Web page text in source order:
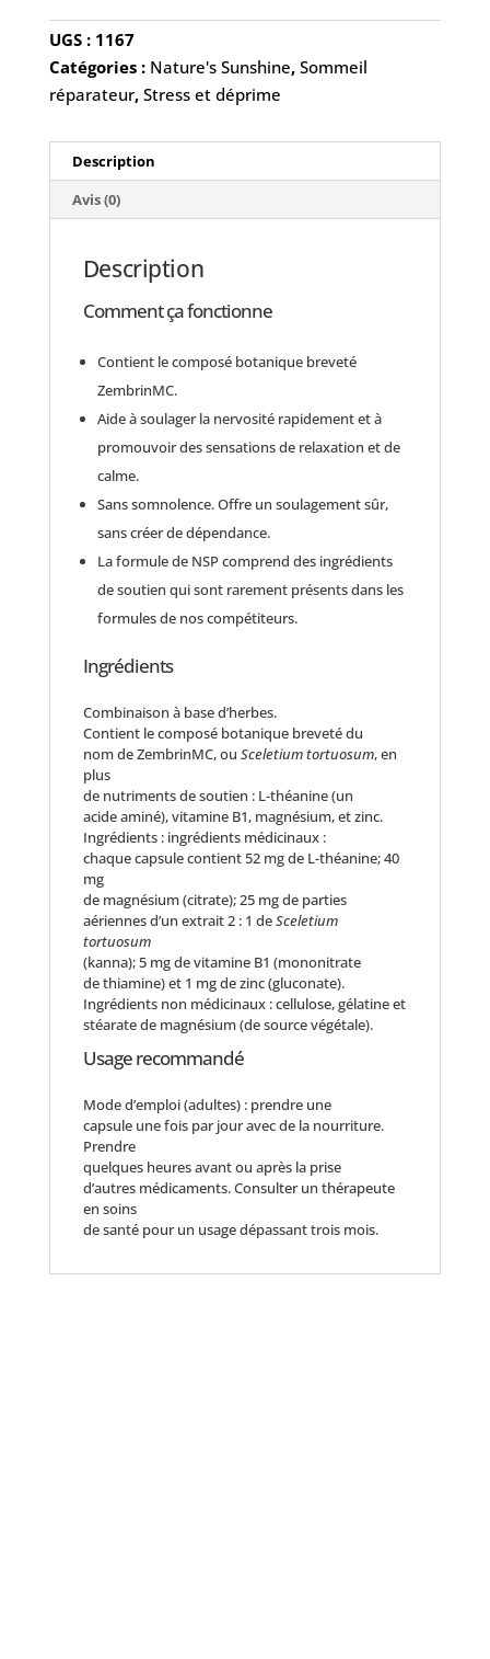
UGS : 1167
Catégories : Nature's Sunshine,Sommeil
réparateur,Stress et déprime
Description
Avis (0)
Description
Comment ça fonctionne
Contient le composé botanique breveté
ZembrinMC.
Aide à soulager la nervosité rapidement et à
promouvoir des sensations de relaxation et de
calme.
Sans somnolence. Offre un soulagement sûr,
sans créer de dépendance.
La formule de NSP comprend des ingrédients
de soutien qui sont rarement présents dans les
formules de nos compétiteurs.
Ingrédients
Combinaison à base d’herbes.
Contient le composé botanique breveté du
nom de ZembrinMC, ou Sceletium tortuosum, en
plus
de nutriments de soutien : L-théanine (un
acide aminé), vitamine B1, magnésium, et zinc.
Ingrédients : ingrédients médicinaux :
chaque capsule contient 52 mg de L-théanine; 40
mg
de magnésium (citrate); 25 mg de parties
aériennes d’un extrait 2 : 1 deSceletium
tortuosum
(kanna); 5 mg de vitamine B1 (mononitrate
de thiamine) et 1 mg de zinc (gluconate).
Ingrédients non médicinaux : cellulose, gélatine et
stéarate de magnésium (de source végétale).
Usage recommandé
Mode d’emploi (adultes) : prendre une
capsule une fois par jour avec de la nourriture.
Prendre
quelques heures avant ou après la prise
d’autres médicaments. Consulter un thérapeute
en soins
de santé pour un usage dépassant trois mois.